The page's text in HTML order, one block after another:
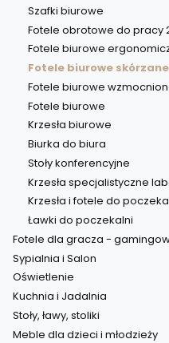
Szafki biurowe
Fotele obrotowe do pracy
Fotele biurowe
Fotele biurowe skórzane
Fotele biurowe
Fotele biurowe
Krzesła biurowe
Biurka do biura
Stoły konferencyjne
Krzesła specjalistyczne
Krzesła i fotele do
Ławki do poczekalni
Fotele dla gracza -
Sypialnia i Salon
Oświetlenie
Kuchnia i Jadalnia
Stoły, ławy, stoliki
Meble dla dzieci i młodzieży